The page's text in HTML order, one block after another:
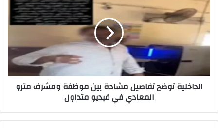
توضح
تفاصيل
مشادة
بين
موظفة
المعادي
الداخلية توضح تفاصيل مشادة بين موظفة ومشرف مترو
المعادي في فيديو متداول